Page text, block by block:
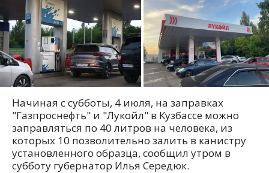
Начиная с субботы, 4 июля, на заправках
"Газпроснефть" и "Лукойл" в Кузбассе можно
заправляться по 40 литров на человека, из
которых 10 позволительно залить в канистру
установленного образца, сообщил утром в
субботу губернатор Илья Середюк.